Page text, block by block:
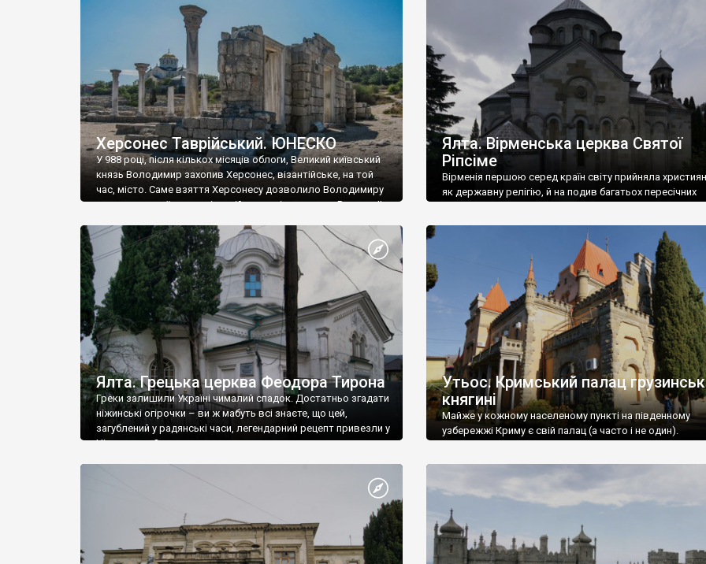
візантійської доби. Раритети викрадені з фондів об’єкту
культурної спадщини ЮНЕСКО «Херсонеса Таврійського».
Офіційно – на виставку «Золото Візантії», але експерти та
влада в Україні вважають це лише […]
називаються «повстяками» (postaki)…” “Вино. Крим
виробляє відмінне вино і його вдосталь: воно все
легке біле і дуже […]
Херсонес Таврійський. ЮНЕСКО
У 988 році, після кількох місяців облоги, Великий київський
князь Володимир захопив Херсонес, візантійське, на той
час, місто. Саме взяття Херсонесу дозволило Володимиру
диктувати свої умови візантійському імператору Василю ІІ,
Херсонесі Володимир-язичник, став Василем-
християнином. А потім було Хрещення Русі. На честь
Херсонесу Таврійського названо місто […]
Ялта. Вірменська церква Святої
Ріпсіме
Вірменія першою серед країн світу прийняла
як державну релігію, й на подив багатьох пересічних
Ялта. Грецька церква Феодора Тирона
Греки залишили Україні чималий спадок. Достатньо згадати
ніжинські огірочки – ви ж мабуть всі знаєте, що цей,
загублений у радянські часи, легендарний рецепт привезли у
Ніжин греки?
Утьос. Кримський палац
княгині
Майже у кожному населеному пункті на південному
узбережжі Криму є свій палац (а часто і не один).